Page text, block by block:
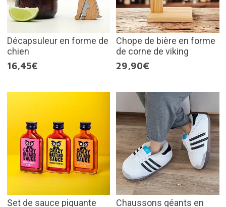
Décapsuleur en forme de
chien
16,45€
Chope de bière en forme
de corne de viking
29,90€
Set de sauce piquante
Chaussons géants en